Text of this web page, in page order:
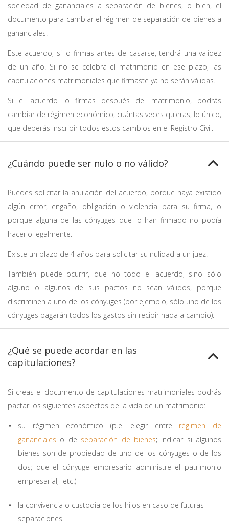
sociedad de gananciales a separación de bienes, o bien, el
documento para cambiar el régimen de separación de bienes a
gananciales.
Este acuerdo, si lo firmas antes de casarse, tendrá una validez
de un año. Si no se celebra el matrimonio en ese plazo, las
capitulaciones matrimoniales que firmaste ya no serán válidas.
Si el acuerdo lo firmas después del matrimonio, podrás
cambiar de régimen económico, cuántas veces quieras, lo único,
que deberás inscribir todos estos cambios en el Registro Civil.
¿Cuándo puede ser nulo o no válido?
Puedes solicitar la anulación del acuerdo, porque haya existido
algún error, engaño, obligación o violencia para su firma, o
porque alguna de las cónyuges que lo han firmado no podía
hacerlo legalmente.
Existe un plazo de 4 años para solicitar su nulidad a un juez.
También puede ocurrir, que no todo el acuerdo, sino sólo
alguno o algunos de sus pactos no sean válidos, porque
discriminen a uno de los cónyuges (por ejemplo, sólo uno de los
cónyuges pagarán todos los gastos sin recibir nada a cambio).
¿Qué se puede acordar en las
capitulaciones?
Si creas el documento de capitulaciones matrimoniales podrás
pactar los siguientes aspectos de la vida de un matrimonio:
su régimen económico (p.e. elegir entre régimen de
gananciales o de separación de bienes; indicar si algunos
bienes son de propiedad de uno de los cónyuges o de los
dos; que el cónyuge empresario administre el patrimonio
empresarial, etc.)
la convivencia o custodia de los hijos en caso de futuras
separaciones.